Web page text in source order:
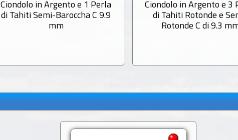
Ciondolo in Argento e 1 Perla
di Tahiti Semi-Baroccha C 9.9
mm
Ciondolo in Argento e 3
di Tahiti Rotonde e
Rotonde C di 9.3